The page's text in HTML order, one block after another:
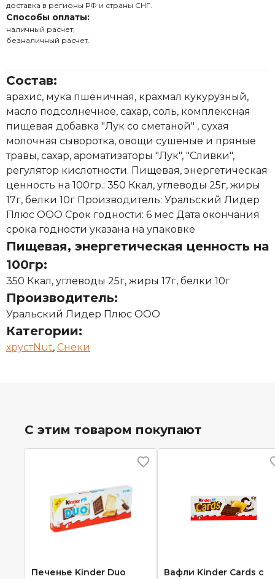
доставка в регионы РФ и страны СНГ.
Способы оплаты:
наличный расчет;
безналичный расчет.
Состав:
арахис, мука пшеничная, крахмал кукурузный,
масло подсолнечное, сахар, соль, комплексная
пищевая добавка "Лук со сметаной" , сухая
молочная сыворотка, овощи сушеные и пряные
травы, сахар, ароматизаторы "Лук", "Сливки",
регулятор кислотности. Пищевая, энергетическая
ценность на 100гр.: 350 Ккал, углеводы 25г, жиры
17г, белки 10г Производитель: Уральский Лидер
Плюс ООО Срок годности: 6 мес Дата окончания
срока годности указана на упаковке
Пищевая, энергетическая ценность на
100гр:
350 Ккал, углеводы 25г, жиры 17г, белки 10г
Производитель:
Уральский Лидер Плюс ООО
Категории:
хрустNut, Снеки
С этим товаром покупают
Печенье Kinder Duo
Вафли Kinder Cards с